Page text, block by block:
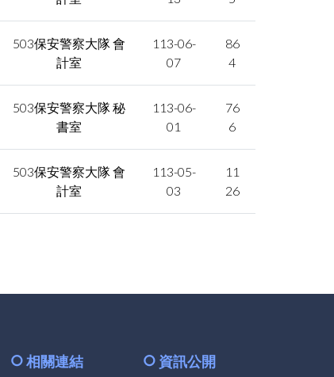
503保安警察大隊 會
計室
113-06-
07
86
4
503保安警察大隊 秘
書室
113-06-
01
76
6
503保安警察大隊 會
計室
113-05-
03
11
26
相關連結 資訊公開